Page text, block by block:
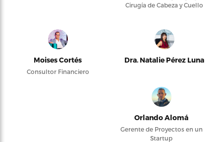
Cirugía de Cabeza y Cuello
Moises Cortés
Consultor Financiero
Dra. Natalie Pérez Luna
Orlando Alomá
Gerente de Proyectos en un
Startup